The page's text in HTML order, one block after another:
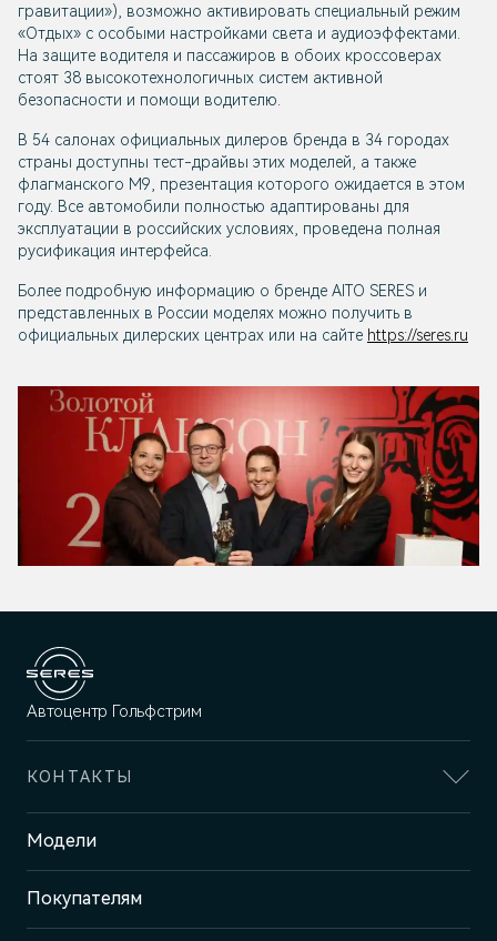
гравитации»), возможно активировать специальный режим
«Отдых» с особыми настройками света и аудиоэффектами.
На защите водителя и пассажиров в обоих кроссоверах
стоят 38 высокотехнологичных систем активной
безопасности и помощи водителю.
В 54 салонах официальных дилеров бренда в 34 городах
страны доступны тест-драйвы этих моделей, а также
флагманского М9, презентация которого ожидается в этом
году. Все автомобили полностью адаптированы для
эксплуатации в российских условиях, проведена полная
русификация интерфейса.
Более подробную информацию о бренде AITO SERES и
представленных в России моделях можно получить в
официальных дилерских центрах или на сайте https://seres.ru
Автоцентр Гольфстрим
КОНТАКТЫ
Адрес
Челябинск, ул. Братьев
Кашириных, 143
Отдел продаж и сервиса
Модели
Покупателям